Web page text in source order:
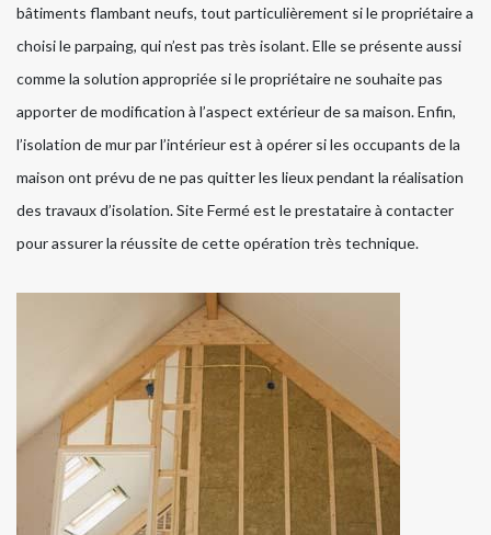
bâtiments flambant neufs, tout particulièrement si le propriétaire a
choisi le parpaing, qui n’est pas très isolant. Elle se présente aussi
comme la solution appropriée si le propriétaire ne souhaite pas
apporter de modification à l’aspect extérieur de sa maison. Enfin,
l’isolation de mur par l’intérieur est à opérer si les occupants de la
maison ont prévu de ne pas quitter les lieux pendant la réalisation
des travaux d’isolation. Site Fermé est le prestataire à contacter
pour assurer la réussite de cette opération très technique.